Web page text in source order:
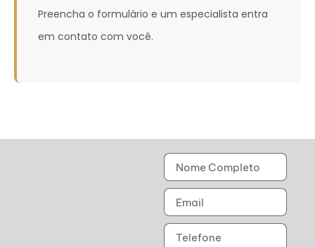
Preencha o formulário e um especialista entra
em contato com você.